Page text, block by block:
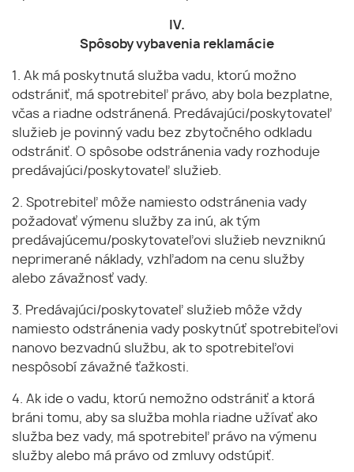
IV.
Spôsoby vybavenia reklamácie
1. Ak má poskytnutá služba vadu, ktorú možno
odstrániť, má spotrebiteľ právo, aby bola bezplatne,
včas a riadne odstránená. Predávajúci/poskytovateľ
služieb je povinný vadu bez zbytočného odkladu
odstrániť. O spôsobe odstránenia vady rozhoduje
predávajúci/poskytovateľ služieb.
2. Spotrebiteľ môže namiesto odstránenia vady
požadovať výmenu služby za inú, ak tým
predávajúcemu/poskytovateľovi služieb nevzniknú
neprimerané náklady, vzhľadom na cenu služby
alebo závažnosť vady.
3. Predávajúci/poskytovateľ služieb môže vždy
namiesto odstránenia vady poskytnúť spotrebiteľovi
nanovo bezvadnú službu, ak to spotrebiteľovi
nespôsobí závažné ťažkosti.
4. Ak ide o vadu, ktorú nemožno odstrániť a ktorá
bráni tomu, aby sa služba mohla riadne užívať ako
služba bez vady, má spotrebiteľ právo na výmenu
služby alebo má právo od zmluvy odstúpiť.